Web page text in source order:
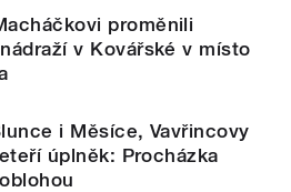
proměnili
v Kovářské v místo
i Měsíce, Vavřincovy
úplněk: Procházka